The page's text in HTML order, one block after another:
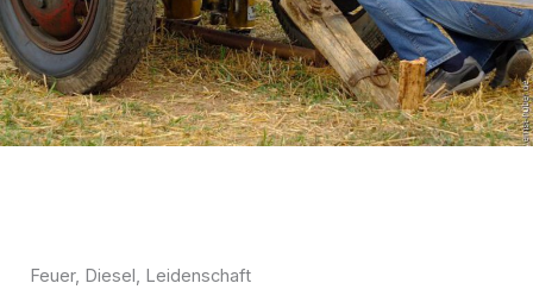
Feuer, Diesel, Leidenschaft